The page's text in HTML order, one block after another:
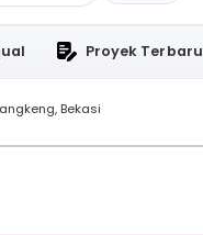
Proyek Terbaru
Bekasi